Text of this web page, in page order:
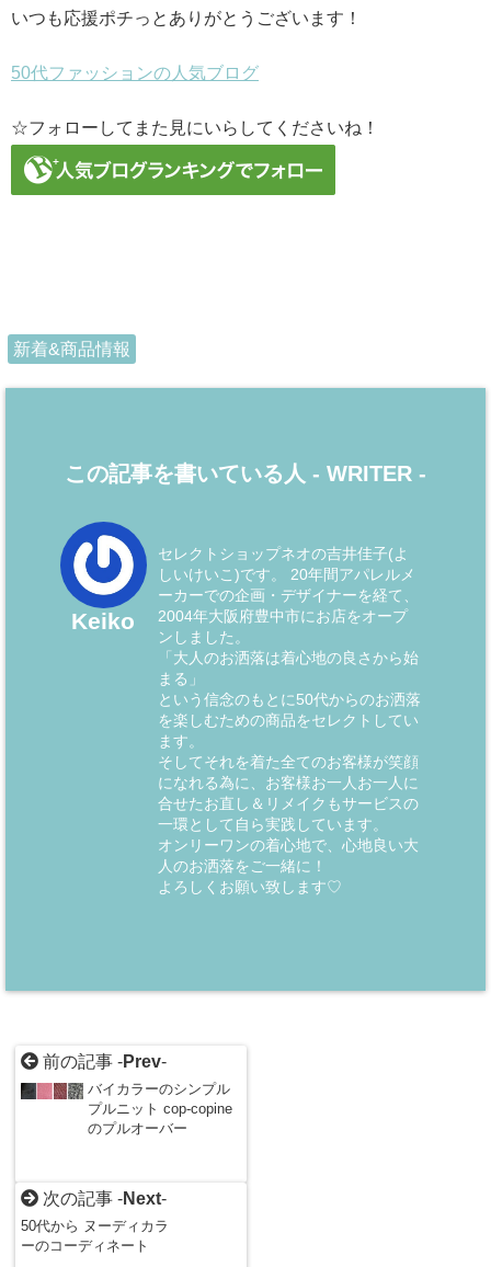
いつも応援ポチっとありがとうございます！
50代ファッションの人気ブログ
☆フォローしてまた見にいらしてくださいね！
新着&商品情報
この記事を書いている人 - WRITER -
Keiko
セレクトショップネオの吉井佳子(よ
しいけいこ)です。 20年間アパレルメ
ーカーでの企画・デザイナーを経て、
2004年大阪府豊中市にお店をオープ
ンしました。
「大人のお洒落は着心地の良さから始
まる」
という信念のもとに50代からのお洒落
を楽しむための商品をセレクトしてい
ます。
そしてそれを着た全てのお客様が笑顔
になれる為に、お客様お一人お一人に
合せたお直し＆リメイクもサービスの
一環として自ら実践しています。
オンリーワンの着心地で、心地良い大
人のお洒落をご一緒に！
よろしくお願い致します♡
前の記事 -Prev-
バイカラーのシンプル
プルニット cop-copine
のプルオーバー
次の記事 -Next-
50代から ヌーディカラ
ーのコーディネート